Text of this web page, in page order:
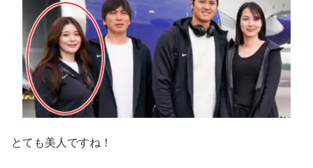
とても美人ですね！